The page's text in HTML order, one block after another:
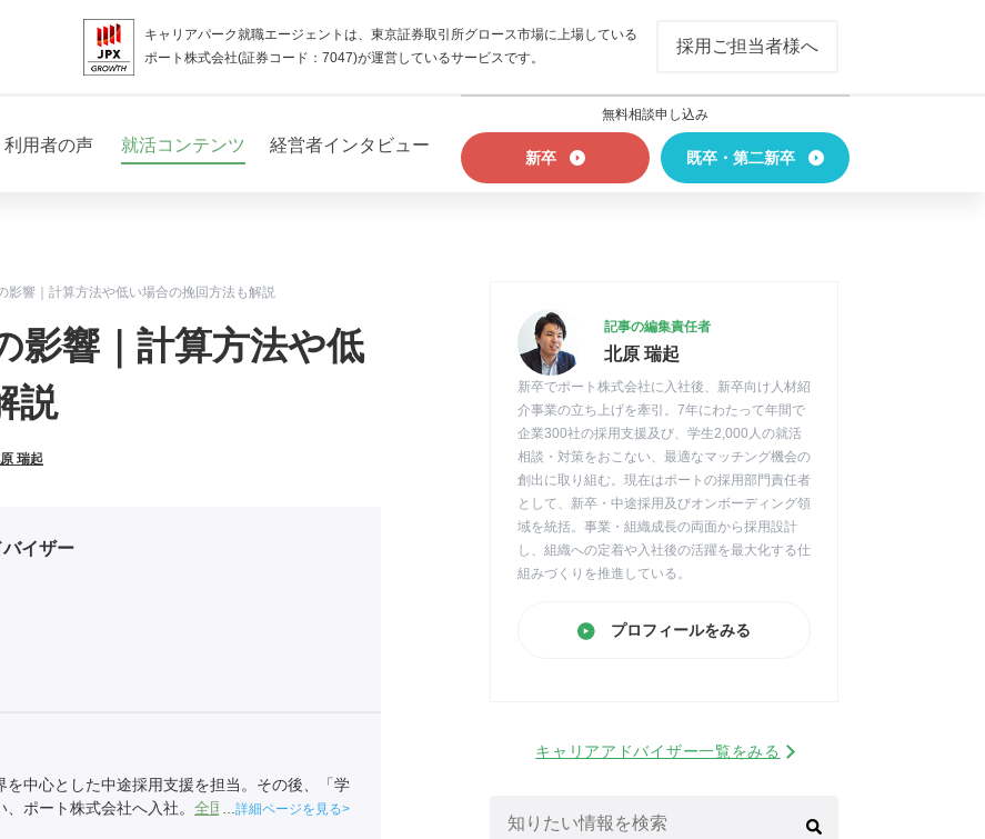
キャリアパーク就職エージェントは、東京証券取引所グロース市場に上場している
ポート株式会社(証券コード：7047)が運営しているサービスです。
採用ご担当者様へ
利用者の声 就活コンテンツ 経営者インタビュー
無料相談申し込み
新卒 既卒・第二新卒
影響｜計算方法や低い場合の挽回方法も解説
影響｜計算方法や低
説
瑞起
イザー
中心とした中途採用支援を担当。その後、「学
ポート株式会社へ入社。 全国民営職業紹介事業
詳細ページを見る
記事の編集責任者
北原 瑞起
新卒でポート株式会社に入社後、新卒向け人材紹
介事業の立ち上げを牽引。7年にわたって年間で
企業300社の採用支援及び、学生2,000人の就活
相談・対策をおこない、最適なマッチング機会の
創出に取り組む。現在はポートの採用部門責任者
として、新卒・中途採用及びオンボーディング領
域を統括。事業・組織成長の両面から採用設計
し、組織への定着や入社後の活躍を最大化する仕
組みづくりを推進している。
プロフィールをみる
キャリアアドバイザー一覧をみる